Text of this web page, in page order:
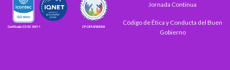
Jornada Continua
Código de Ética y Conducta del Buen
Gobierno